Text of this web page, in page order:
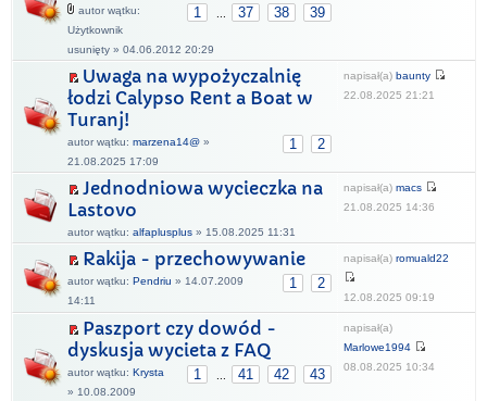
1 37 38 39
autor wątku:
Użytkownik
usunięty » 04.06.2012 20:29
Uwaga na wypożyczalnię
łodzi Calypso Rent a Boat w
Turanj!
1 2
autor wątku: marzena14@ »
21.08.2025 17:09
napisał(a) baunty
22.08.2025 21:21
Jednodniowa wycieczka na
Lastovo
autor wątku: alfaplusplus » 15.08.2025 11:31
napisał(a) macs
21.08.2025 14:36
Rakija - przechowywanie
1 2
autor wątku: Pendriu » 14.07.2009
14:11
napisał(a) romuald22
12.08.2025 09:19
Paszport czy dowód -
dyskusja wycieta z FAQ
1 41 42 43
autor wątku: Krysta
» 10.08.2009
napisał(a)
Marlowe1994
08.08.2025 10:34